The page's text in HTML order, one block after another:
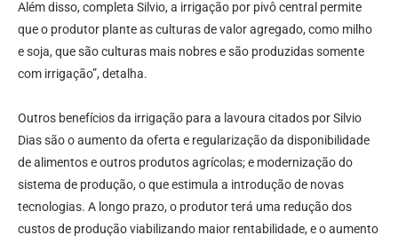
Além disso, completa Silvio, a irrigação por pivô central permite
que o produtor plante as culturas de valor agregado, como milho
e soja, que são culturas mais nobres e são produzidas somente
com irrigação”, detalha.
Outros benefícios da irrigação para a lavoura citados por Silvio
Dias são o aumento da oferta e regularização da disponibilidade
de alimentos e outros produtos agrícolas; e modernização do
sistema de produção, o que estimula a introdução de novas
tecnologias. A longo prazo, o produtor terá uma redução dos
custos de produção viabilizando maior rentabilidade, e o aumento